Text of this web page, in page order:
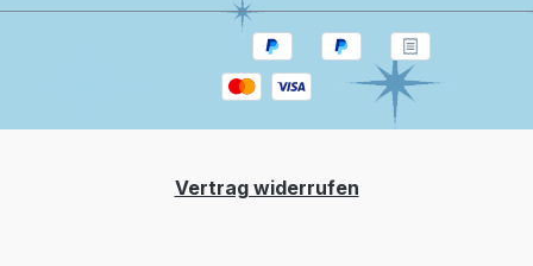
Vertrag widerrufen